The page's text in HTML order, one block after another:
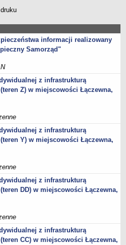
paliwa stałego
Gminy Boniewo/
pracy
internetowej Urzędu Gminy Boniewo
zezwoleń na prowadzenie
i Zbiorowego Odprowadzania
informacji realizowany
Samorząd"
z infrastrukturą
Z) w miejscowości Łączewna,
z infrastrukturą
Y) w miejscowości Łączewna,
z infrastrukturą
DD) w miejscowości Łączewna,
z infrastrukturą
CC) w miejscowości Łączewna,